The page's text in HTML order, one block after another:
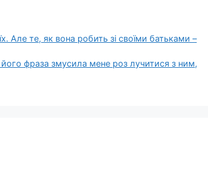
Але те, як вона робить зі своїми батьками –
фраза змусила мене роз лучитися з ним,